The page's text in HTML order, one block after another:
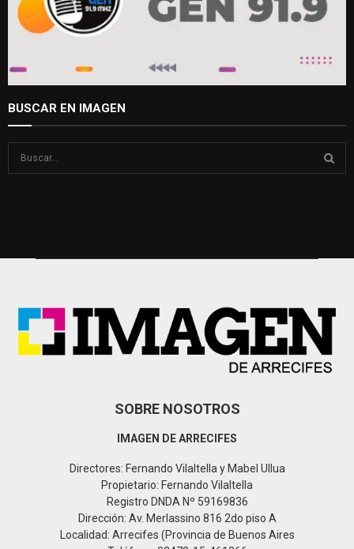
BUSCAR EN IMAGEN
SOBRE NOSOTROS
IMAGEN DE ARRECIFES
Directores: Fernando Vilaltella y Mabel Ullua
Propietario: Fernando Vilaltella
Registro DNDA Nº 59169836
Dirección: Av. Merlassino 816 2do piso A
Localidad: Arrecifes (Provincia de Buenos Aires